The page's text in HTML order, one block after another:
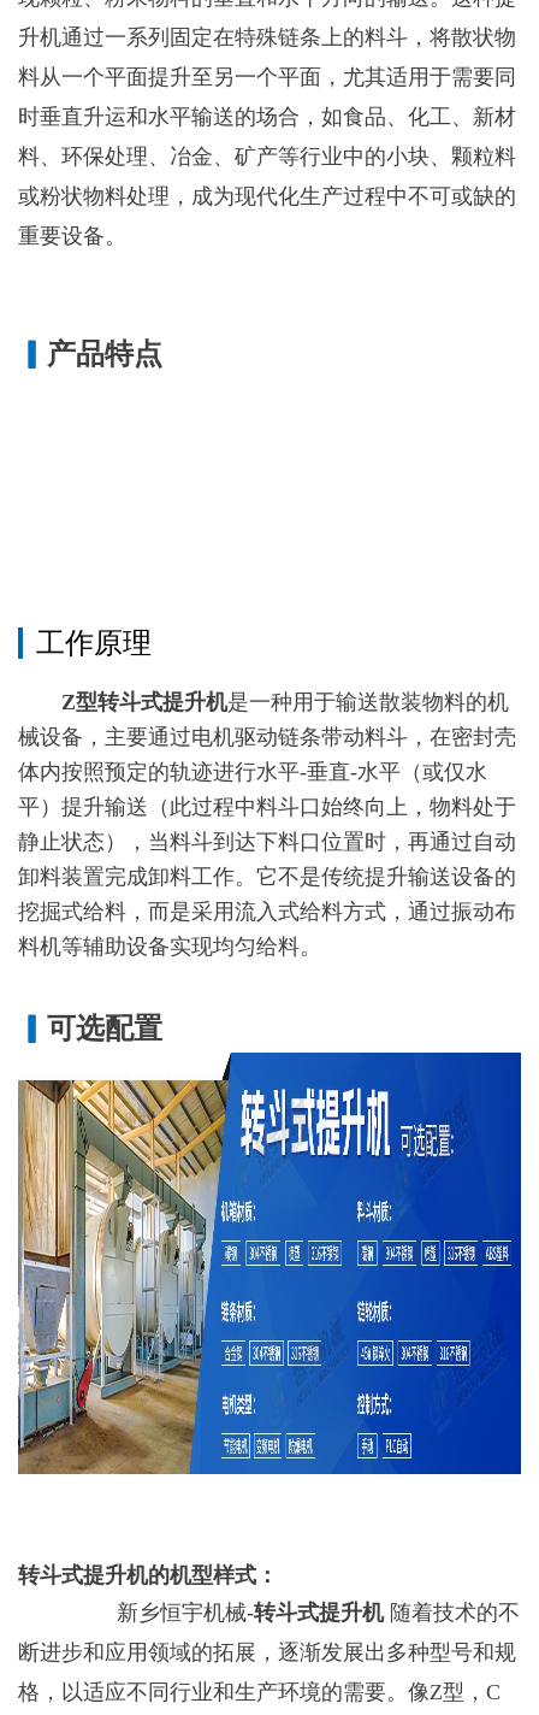
升机通过一系列固定在特殊链条上的料斗，将散状物
料从一个平面提升至另一个平面，尤其适用于需要同
时垂直升运和水平输送的场合，如食品、化工、新材
料、环保处理、冶金、矿产等行业中的小块、颗粒料
或粉状物料处理，成为现代化生产过程中不可或缺的
重要设备。
产品特点
工作原理
Z型转斗式提升机是一种用于输送散装物料的机
械设备，主要通过电机驱动链条带动料斗，在密封壳
体内按照预定的轨迹进行水平-垂直-水平（或仅水
平）提升输送（此过程中料斗口始终向上，物料处于
静止状态），当料斗到达下料口位置时，再通过自动
卸料装置完成卸料工作。它不是传统提升输送设备的
挖掘式给料，而是采用流入式给料方式，通过振动布
料机等辅助设备实现均匀给料。
可选配置
转斗式提升机的机型样式：
新乡恒宇机械-转斗式提升机随着技术的不
断进步和应用领域的拓展，逐渐发展出多种型号和规
格，以适应不同行业和生产环境的需要。像Z型，C